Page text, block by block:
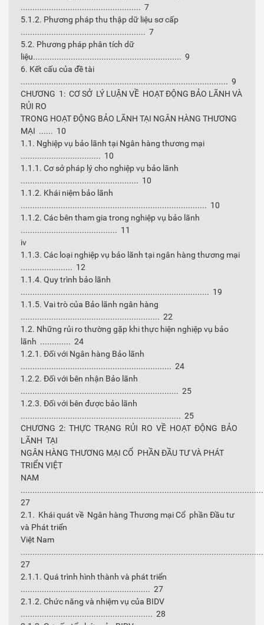
................................................... 7
5.1.2. Phương pháp thu thập dữ liệu sơ cấp
..................................................... 7
5.2. Phương pháp phân tích dữ
liệu............................................................... 9
6. Kết cấu của đề tài
........................................................................................ 9
CHƯƠNG 1: CƠ SỞ LÝ LUẬN VỀ HOẠT ĐỘNG BẢO LÃNH VÀ
RỦI RO
TRONG HOẠT ĐỘNG BẢO LÃNH TẠI NGÂN HÀNG THƯƠNG
MẠI ...... 10
1.1. Nghiệp vụ bảo lãnh tại Ngân hàng thương mại
.................................. 10
1.1.1. Cơ sở pháp lý cho nghiệp vụ bảo lãnh
.................................................. 10
1.1.2. Khái niệm bảo lãnh
............................................................................... 10
1.1.2. Các bên tham gia trong nghiệp vụ bảo lãnh
......................................... 11
iv
1.1.3. Các loại nghiệp vụ bảo lãnh tại ngân hàng thương mại
...................... 12
1.1.4. Quy trình bảo lãnh
................................................................................ 19
1.1.5. Vai trò của Bảo lãnh ngân hàng
........................................................... 22
1.2. Những rủi ro thường gặp khi thực hiện nghiệp vụ bảo
lãnh ............. 24
1.2.1. Đối với Ngân hàng Bảo lãnh
................................................................ 24
1.2.2. Đối với bên nhận Bảo lãnh
................................................................... 25
1.2.3. Đối với bên được bảo lãnh
.................................................................... 25
CHƯƠNG 2: THỰC TRẠNG RỦI RO VỀ HOẠT ĐỘNG BẢO
LÃNH TẠI
NGÂN HÀNG THƯƠNG MẠI CỔ PHẦN ĐẦU TƯ VÀ PHÁT
TRIỂN VIỆT
NAM
27
2.1. Khái quát về Ngân hàng Thương mại Cổ phần Đầu tư
và Phát triển
Việt Nam
27
2.1.1. Quá trình hình thành và phát triển
....................................................... 27
2.1.2. Chức năng và nhiệm vụ của BIDV
........................................................ 28